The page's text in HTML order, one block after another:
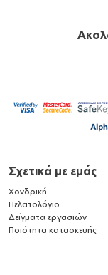
Σχετικά με εμάς
Χονδρική
Πελατολόγιο
Δείγματα εργασιών
Ποιότητα κατασκευής